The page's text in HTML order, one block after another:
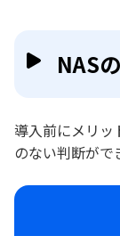
NAS
導入前にメリッ
のない判断がで